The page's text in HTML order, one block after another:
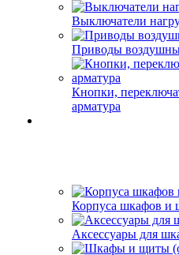
Выключатели
Приводы
Кнопки,
арматура
Корпуса шкафов и
Аксессуары для